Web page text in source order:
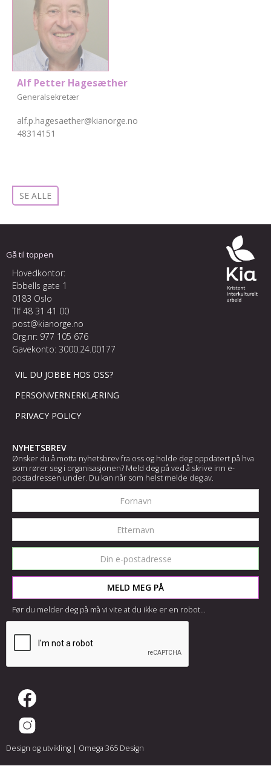
Alf Petter Hagesæther
Generalsekretær
alf.p.hagesaether@kianorge.no
48314151
SE ALLE
Gå til toppen
Hovedkontor:
Ebbells gate 1
0183 Oslo
Tlf48 31 41 00
post@kianorge.no
Org.nr: 977 105 676
Gavekonto: 3000.24.00177
VIL DU JOBBE HOS OSS?
PERSONVERNERKLÆRING
PRIVACY POLICY
NYHETSBREV
Ønsker du å motta nyhetsbrev fra oss og holde deg oppdatert på hva
som rører seg i organisasjonen? Meld deg på ved å skrive inn e-
postadressen under. Du kan når som helst melde deg av.
Før du melder deg på må vi vite at du ikke er en robot...
Design og utvikling | Omega 365 Design